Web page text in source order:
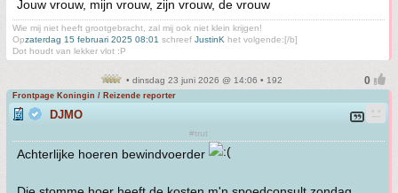
Jouw vrouw, mijn vrouw, zijn vrouw, de vrouw
Wie mij niet heeft grootgebracht, zal mij ook niet klein krijgen!
Opzaterdag 15 februari 2025 08:01 schreef JustinK het volgende:[/b]
Dot houdt van lekker vlot :P
• dinsdag 23 juni 2026 @ 14:06 • 192
Frontpage Koningin / Reizende reporter
DJMO
#trut
Achterlijke hoeren bewindvoerder